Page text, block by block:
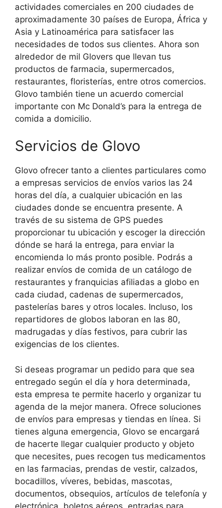
actividades comerciales en 200 ciudades de
aproximadamente 30 países de Europa, África y
Asia y Latinoamérica para satisfacer las
necesidades de todos sus clientes. Ahora son
alrededor de mil Glovers que llevan tus
productos de farmacia, supermercados,
restaurantes, floristerías, entre otros comercios.
Glovo también tiene un acuerdo comercial
importante con Mc Donald’s para la entrega de
comida a domicilio.
Servicios de Glovo
Glovo ofrecer tanto a clientes particulares como
a empresas servicios de envíos varios las 24
horas del día, a cualquier ubicación en las
ciudades donde se encuentra presente. A
través de su sistema de GPS puedes
proporcionar tu ubicación y escoger la dirección
dónde se hará la entrega, para enviar la
encomienda lo más pronto posible. Podrás a
realizar envíos de comida de un catálogo de
restaurantes y franquicias afiliadas a globo en
cada ciudad, cadenas de supermercados,
pastelerías bares y otros locales. Incluso, los
repartidores de globos laboran en las 80,
madrugadas y días festivos, para cubrir las
exigencias de los clientes.
Si deseas programar un pedido para que sea
entregado según el día y hora determinada,
esta empresa te permite hacerlo y organizar tu
agenda de la mejor manera. Ofrece soluciones
de envíos para empresas y tiendas en línea. Si
tienes alguna emergencia, Glovo se encargará
de hacerte llegar cualquier producto y objeto
que necesites, pues recogen tus medicamentos
en las farmacias, prendas de vestir, calzados,
bocadillos, víveres, bebidas, mascotas,
documentos, obsequios, artículos de telefonía y
electrónica, boletos aéreos, entradas para